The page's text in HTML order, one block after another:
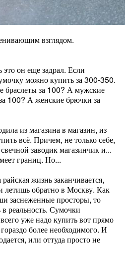
взглядом.
он еще задрал. Если
можно купить за 300-350.
браслеты за 100? А мужские
100? А женские брючки за
из магазина в магазин, из
всё. Причем, не только себе,
свечной заводикмагазинчик и...
границ. Но...
жизнь заканчивается,
летишь обратно в Москву. Как
заснеженные просторы, то
в реальность. Сумочки
уже надо купить вот прямо
более необходимого. И
или оттуда просто не